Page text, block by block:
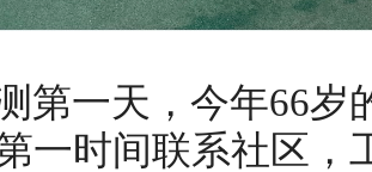
第一天，今年66岁
一时间联系社区，